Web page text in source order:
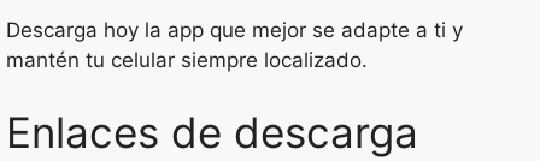
Descarga hoy la app que mejor se adapte a ti y
mantén tu celular siempre localizado.
Enlaces de descarga